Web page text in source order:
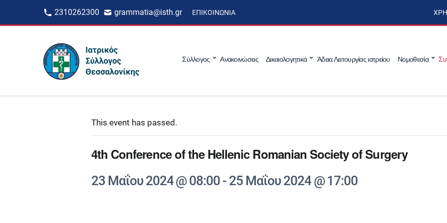
2310262300 grammatia@isth.gr ΕΠΙΚΟΙΝΩΝΊΑ
Σύλλογος Ανακοινώσεις Δικαιολογητικά Άδεια Λειτουργίας ιατρείου Νομοθεσία
This event has passed.
4th Conference of the Hellenic Romanian Society of Surgery
23 Μαΐου 2024 @ 08:00 - 25 Μαΐου 2024 @ 17:00